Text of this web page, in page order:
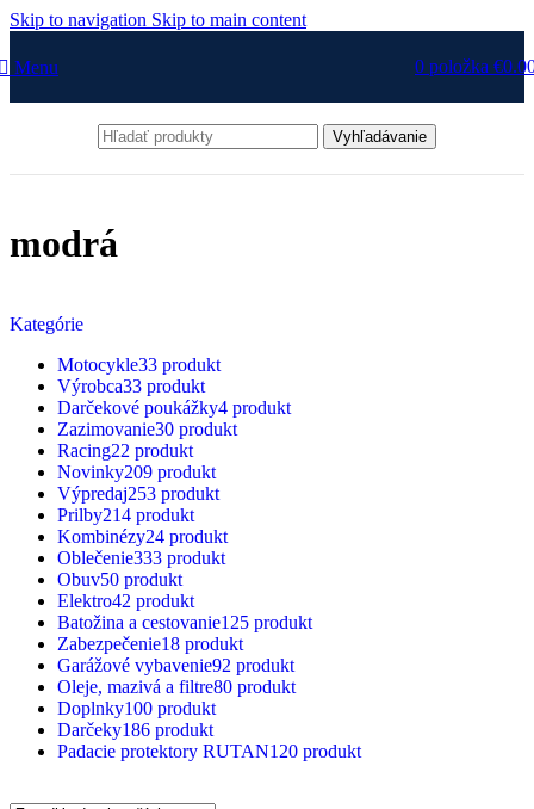
Skip to navigation Skip to main content
Menu 0 položka €
Vyhľadávanie
modrá
Kategórie
Motocykle33 produkt
Výrobca33 produkt
Darčekové poukážky4 produkt
Zazimovanie30 produkt
Racing22 produkt
Novinky209 produkt
Výpredaj253 produkt
Prilby214 produkt
Kombinézy24 produkt
Oblečenie333 produkt
Obuv50 produkt
Elektro42 produkt
Batožina a cestovanie125 produkt
Zabezpečenie18 produkt
Garážové vybavenie92 produkt
Oleje, mazivá a filtre80 produkt
Doplnky100 produkt
Darčeky186 produkt
Padacie protektory RUTAN120 produkt